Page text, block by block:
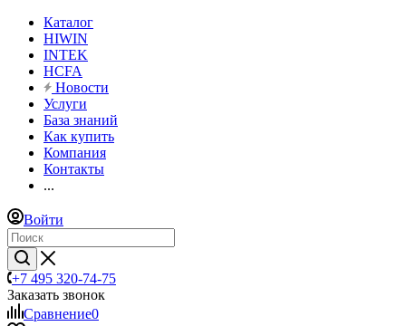
Каталог
HIWIN
INTEK
HCFA
Новости
Услуги
База знаний
Как купить
Компания
Контакты
...
Войти
+7 495 320-74-75
Заказать звонок
Сравнение0